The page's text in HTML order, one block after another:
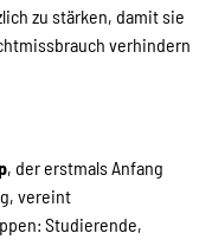
zu stärken, damit sie
verhindern
, der erstmals Anfang
vereint
Studierende,